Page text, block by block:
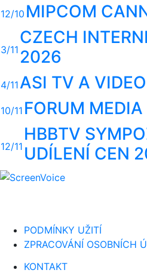
12/10 MIPCOM
3/11
CZECH
2026
4/11ASI TV A
10/11 FORUM
12/11
HBBTV
UDÍLENÍ CEN
PODMÍNKY UŽITÍ
ZPRACOVÁNÍ OSOBNÍCH
KONTAKT